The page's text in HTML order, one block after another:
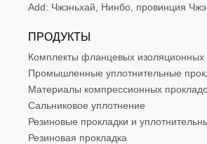
Add: Чжэньхай, Нинбо, провинция
ПРОДУКТЫ
Комплекты фланцевых изоляционных
Промышленные уплотнительные
Материалы компрессионных
Сальниковое уплотнение
Резиновые прокладки и
Резиновая прокладка